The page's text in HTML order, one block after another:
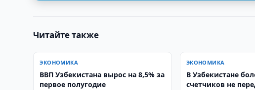
Читайте также
ЭКОНОМИКА
ВВП Узбекистана вырос на 8,5% за
первое полугодие
ЭКОНОМИКА
В Узбекистане
счетчиков не